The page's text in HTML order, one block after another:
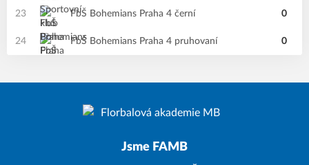
23 FbŠ Bohemians Praha 4 černí 0
24 FbŠ Bohemians Praha 4 pruhovaní 0
Jsme FAMB